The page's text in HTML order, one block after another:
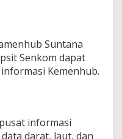
Suntana
Senkom dapat
Kemenhub.
informasi
darat, laut, dan